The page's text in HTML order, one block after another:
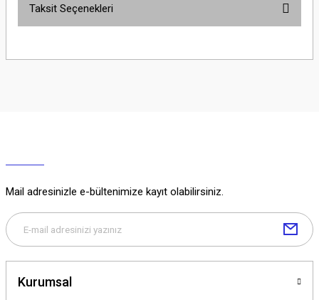
Soru Sor
Taksit Seçenekleri
Mail adresinizle e-bültenimize kayıt olabilirsiniz.
Kurumsal